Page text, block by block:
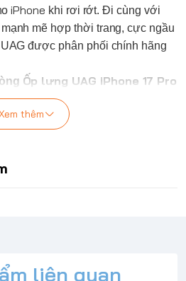
iPhone khi rơi rớt. Đi cùng với
mẽ hợp thời trang, cực ngầu
UAGđược phân phối chính hãng
Ốp lưng UAG iPhone 17 Pro
MagSafe
rất quan trọng và cần có biện
nhượng. Essential Armor không
mỏng, tiện dụng, bảo vệ góc
thêm
liên quan